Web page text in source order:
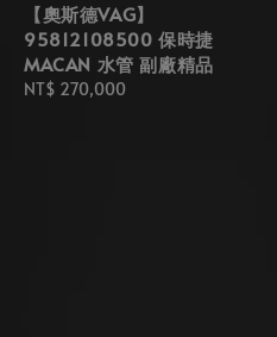
【奧斯德VAG】
95812108500 保時捷
MACAN 水管 副廠精品
Regular
NT$ 270,000